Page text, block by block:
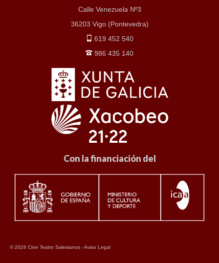
Calle Venezuela Nº3
36203 Vigo (Pontevedra)
619 452 540
986 435 140
Con la financiación del
© 2026 Cine Teatro Salesianos -Aviso Legal